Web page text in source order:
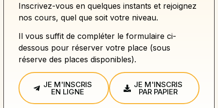
Inscrivez-vous en quelques instants et rejoignez
nos cours, quel que soit votre niveau.
Il vous suffit de compléter le formulaire ci-
dessous pour réserver votre place (sous
réserve des places disponibles).
JE M'INSCRIS
EN LIGNE
JE M'INSCRIS
PAR PAPIER